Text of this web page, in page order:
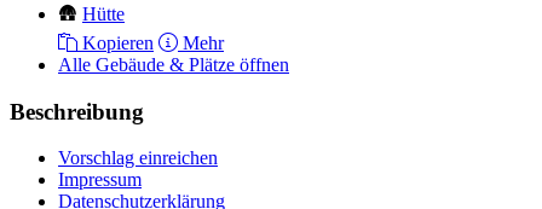
🛖 Hütte
Kopieren
Mehr
Alle Gebäude & Plätze öffnen
Beschreibung
Vorschlag einreichen
Impressum
Datenschutzerklärung